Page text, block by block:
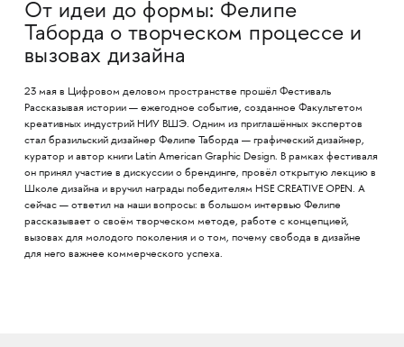
От идеи до формы: Фелипе
Таборда о творческом процессе и
вызовах дизайна
23 мая в Цифровом деловом пространстве прошёл Фестиваль
Рассказывая истории — ежегодное событие, созданное Факультетом
креативных индустрий НИУ ВШЭ. Одним из приглашённых экспертов
стал бразильский дизайнер Фелипе Таборда — графический дизайнер,
куратор и автор книги Latin American Graphic Design. В рамках фестиваля
он принял участие в дискуссии о брендинге, провёл открытую лекцию в
Школе дизайна и вручил награды победителям HSE CREATIVE OPEN. А
сейчас — ответил на наши вопросы: в большом интервью Фелипе
рассказывает о своём творческом методе, работе с концепцией,
вызовах для молодого поколения и о том, почему свобода в дизайне
для него важнее коммерческого успеха.